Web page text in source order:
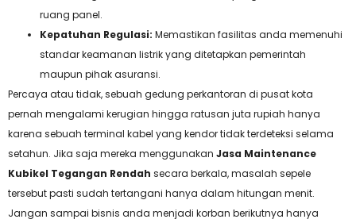
ruang panel.
Kepatuhan Regulasi: Memastikan fasilitas anda memenuhi
standar keamanan listrik yang ditetapkan pemerintah
maupun pihak asuransi.
Percaya atau tidak, sebuah gedung perkantoran di pusat kota
pernah mengalami kerugian hingga ratusan juta rupiah hanya
karena sebuah terminal kabel yang kendor tidak terdeteksi selama
setahun. Jika saja mereka menggunakan Jasa Maintenance
Kubikel Tegangan Rendah secara berkala, masalah sepele
tersebut pasti sudah tertangani hanya dalam hitungan menit.
Jangan sampai bisnis anda menjadi korban berikutnya hanya